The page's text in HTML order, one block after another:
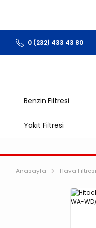
0 (232) 433 43 80
Benzin Filtresi
Yakıt Filtresi
Anasayfa Hava Filtresi